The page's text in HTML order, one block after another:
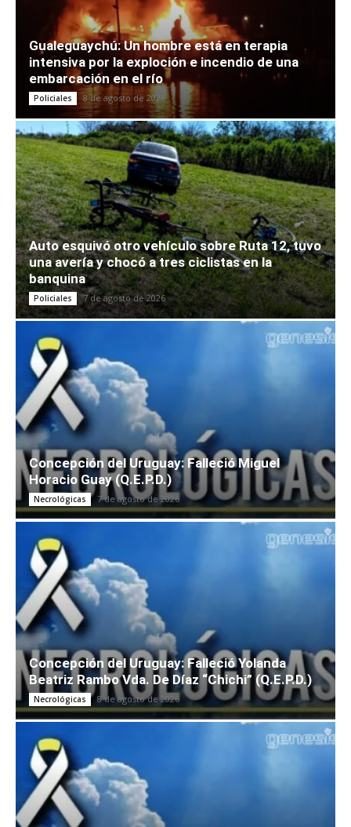
Gualeguaychú: Un hombre está en terapia
intensiva por la exploción e incendio de una
embarcación en el río
Policiales 8 de agosto de 2026
Auto esquivó otro vehículo sobre Ruta 12, tuvo
una avería y chocó a tres ciclistas en la
banquina
Policiales 7 de agosto de 2026
Concepción del Uruguay: Falleció Miguel
Horacio Guay (Q.E.P.D.)
Necrológicas 7 de agosto de 2026
Concepción del Uruguay: Falleció Yolanda
Beatriz Rambo Vda. De Díaz “Chichi” (Q.E.P.D.)
Necrológicas 8 de agosto de 2026